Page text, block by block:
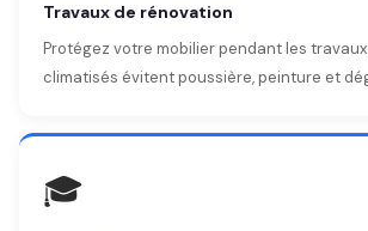
Travaux de rénovation
Protégez votre mobilier pendant les
climatisés évitent poussière, peinture et
🎓